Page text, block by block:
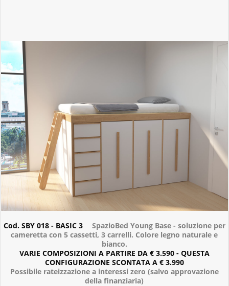
Cod. SBY 018 - BASIC 3SpazioBed Young Base - soluzione per
cameretta con 5 cassetti, 3 carrelli. Colore legno naturale e
bianco.
VARIE COMPOSIZIONI A PARTIRE DA € 3.590 - QUESTA
CONFIGURAZIONE SCONTATA A € 3.990
Possibile rateizzazione a interessi zero (salvo approvazione
della finanziaria)